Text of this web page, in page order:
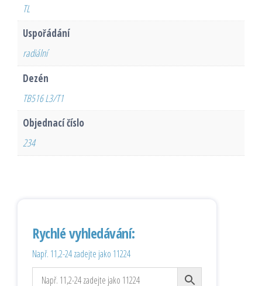
TL
Uspořádání
radiální
Dezén
TB516 L3/T1
Objednací číslo
234
Rychlé vyhledávání:
Např. 11,2-24 zadejte jako 11224